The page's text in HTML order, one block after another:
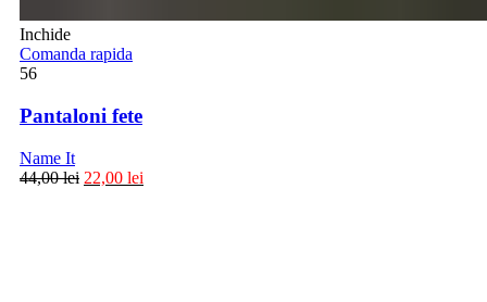
Inchide
Comanda rapida
56
Pantaloni fete
Name It
44,00lei 22,00 lei